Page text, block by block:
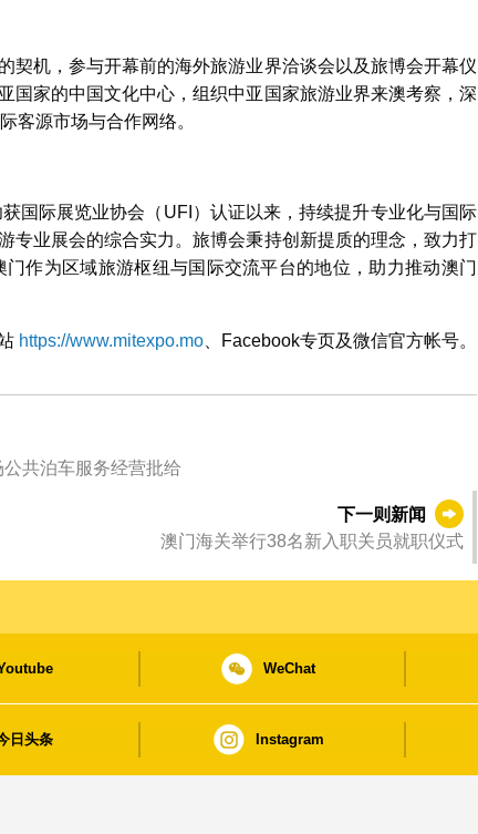
契机，参与开幕前的海外旅游业界洽谈会以及旅博会开幕仪
国家的中国文化中心，组织中亚国家旅游业界来澳考察，深
客源市场与合作网络。
国际展览业协会（UFI）认证以来，持续提升专业化与国际
专业展会的综合实力。旅博会秉持创新提质的理念，致力打
作为区域旅游枢纽与国际交流平台的地位，助力推动澳门
https://www.mitexpo.mo、Facebook专页及微信官方帐号。
共泊车服务经营批给
下一则新闻
澳门海关举行38名新入职关员就职仪式
WeChat
日头条 Instagram